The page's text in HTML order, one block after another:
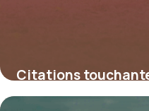
Citations
mémoire d’un